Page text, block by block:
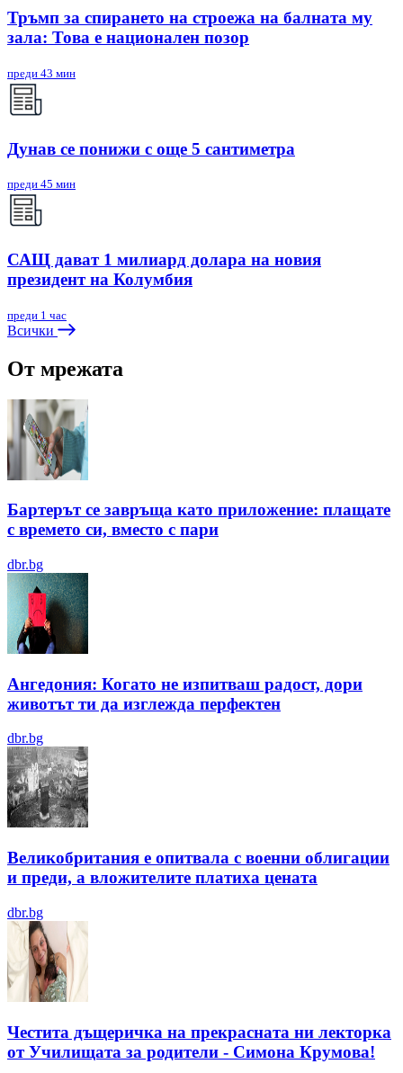
Тръмп за спирането на строежа на балната му
зала: Това е национален позор
преди 43 мин
Дунав се понижи с още 5 сантиметра
преди 45 мин
САЩ дават 1 милиард долара на новия
президент на Колумбия
преди 1 час
Всички
От мрежата
Бартерът се завръща като приложение: плащате
с времето си, вместо с пари
dbr.bg
Ангедония: Когато не изпитваш радост, дори
животът ти да изглежда перфектен
dbr.bg
Великобритания е опитвала с военни облигации
и преди, а вложителите платиха цената
dbr.bg
Честита дъщеричка на прекрасната ни лекторка
от Училищата за родители - Симона Крумова!